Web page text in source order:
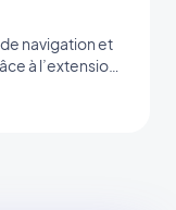
navigation et
à l’extension